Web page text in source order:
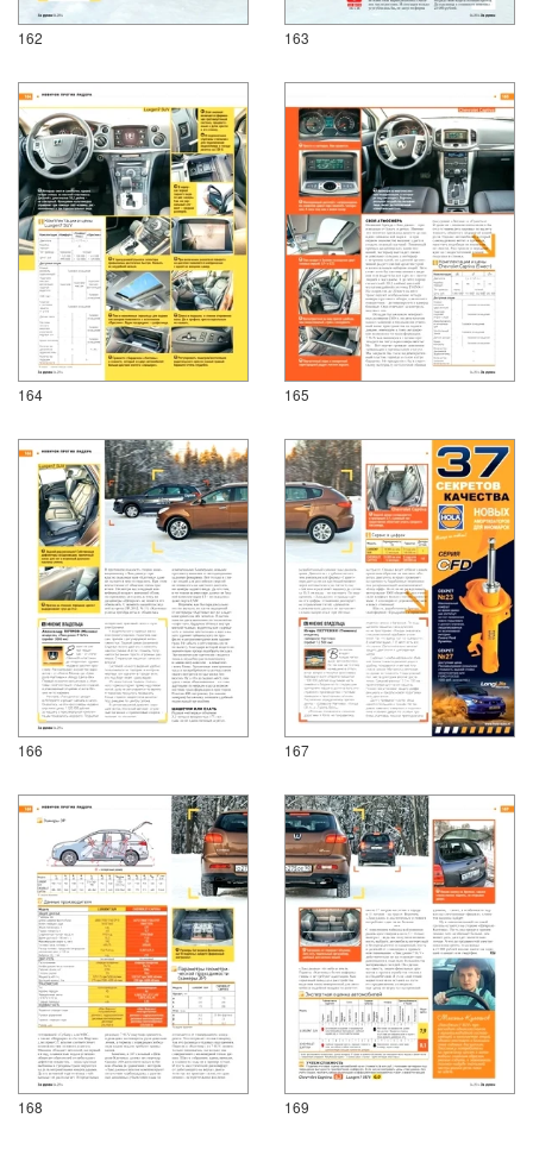
162 163
164 165
166 167
168 169